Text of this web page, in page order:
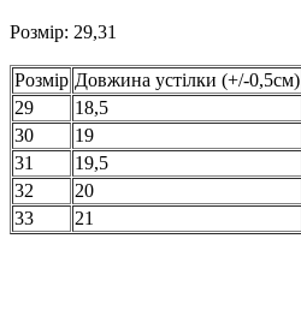
Розмір: 29,31
Розмір Довжина устілки (+/-0,5см)
29
18,5
30
19
31
19,5
32
20
33
21